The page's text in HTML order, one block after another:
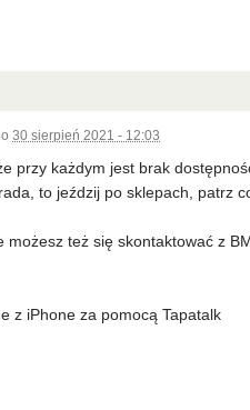
30 sierpień 2021 - 12:03
przy każdym jest brak
to jeździj po sklepach, patrz
możesz też się skontaktować z
z iPhone za pomocą Tapatalk